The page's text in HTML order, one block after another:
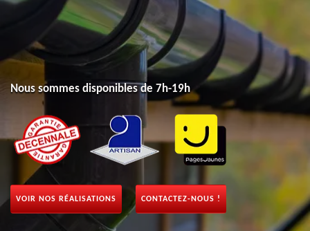
Nous sommes disponibles de 7h-19h
VOIR NOS RÉALISATIONS CONTACTEZ-NOUS !